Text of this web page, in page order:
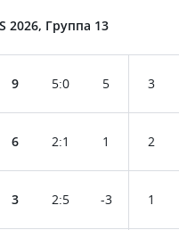
2026, Группа 13
9 5:0 5 3
6 2:1 1 2
3 2:5 -3 1